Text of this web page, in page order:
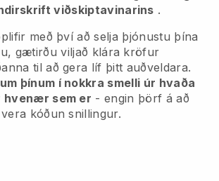
viðskiptavinarins .
með því að selja þjónustu þína
gætirðu viljað klára kröfur
til að gera líf þitt auðveldara.
þínum í nokkra smelli úr hvaða
sem er - engin þörf á að
vera kóðun snillingur.